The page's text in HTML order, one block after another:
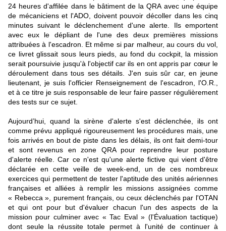
24 heures d'affilée dans le bâtiment de la QRA avec une équipe
de mécaniciens et l'ADO, doivent pouvoir décoller dans les cinq
minutes suivant le déclenchement d'une alerte. Ils emportent
avec eux le dépliant de l'une des deux premières missions
attribuées à l'escadron. Et même si par malheur, au cours du vol,
ce livret glissait sous leurs pieds, au fond du cockpit, la mission
serait poursuivie jusqu'à l'objectif car ils en ont appris par cœur le
déroulement dans tous ses détails. J'en suis sûr car, en jeune
lieutenant, je suis l'officier Renseignement de l'escadron, l'O.R.,
et à ce titre je suis responsable de leur faire passer régulièrement
des tests sur ce sujet.
Aujourd’hui, quand la sirène d'alerte s'est déclenchée, ils ont
comme prévu appliqué rigoureusement les procédures mais, une
fois arrivés en bout de piste dans les délais, ils ont fait demi-tour
et sont revenus en zone QRA pour reprendre leur posture
d'alerte réelle. Car ce n'est qu'une alerte fictive qui vient d'être
déclarée en cette veille de week-end, un de ces nombreux
exercices qui permettent de tester l'aptitude des unités aériennes
françaises et alliées à remplir les missions assignées comme
« Rebecca », purement français, ou ceux déclenchés par l'OTAN
et qui ont pour but d'évaluer chacun l'un des aspects de la
mission pour culminer avec « Tac Eval » (l'Évaluation tactique)
dont seule la réussite totale permet à l'unité de continuer à